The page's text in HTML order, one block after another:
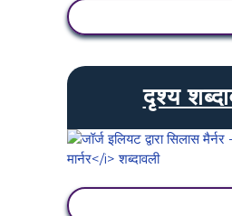
दृश्य